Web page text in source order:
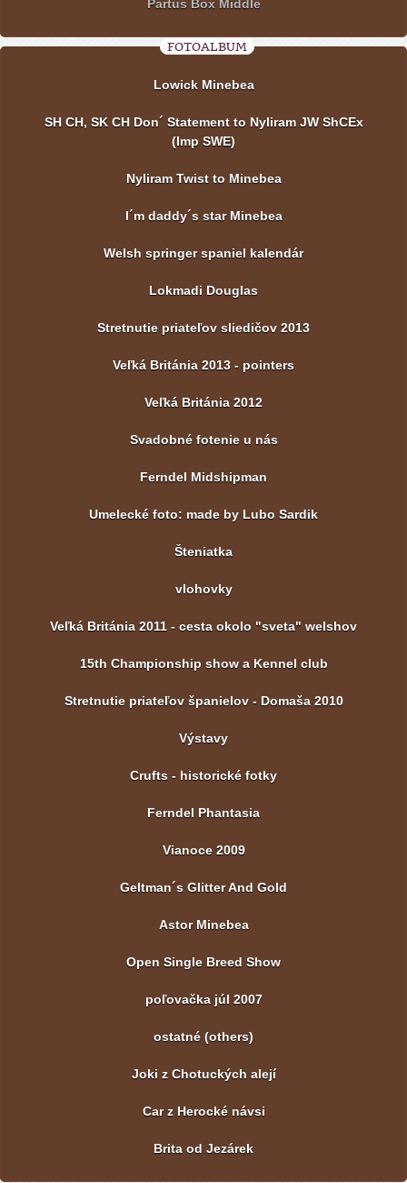
Partus Box Middle
FOTOALBUM
Lowick Minebea
SH CH, SK CH Don´ Statement to Nyliram JW ShCEx
(Imp SWE)
Nyliram Twist to Minebea
I´m daddy´s star Minebea
Welsh springer spaniel kalendár
Lokmadi Douglas
Stretnutie priateľov sliedičov 2013
Veľká Británia 2013 - pointers
Veľká Británia 2012
Svadobné fotenie u nás
Ferndel Midshipman
Umelecké foto: made by Lubo Sardik
Šteniatka
vlohovky
Veľká Británia 2011 - cesta okolo "sveta" welshov
15th Championship show a Kennel club
Stretnutie priateľov španielov - Domaša 2010
Výstavy
Crufts - historické fotky
Ferndel Phantasia
Vianoce 2009
Geltman´s Glitter And Gold
Astor Minebea
Open Single Breed Show
poľovačka júl 2007
ostatné (others)
Joki z Chotuckých alejí
Car z Herocké návsi
Brita od Jezárek